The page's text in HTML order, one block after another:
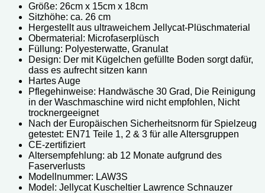
Größe: 26cm x 15cm x 18cm
Sitzhöhe: ca. 26 cm
Hergestellt aus ultraweichem Jellycat-Plüschmaterial
Obermaterial: Microfaserplüsch
Füllung: Polyesterwatte, Granulat
Design: Der mit Kügelchen gefüllte Boden sorgt dafür,
dass es aufrecht sitzen kann
Hartes Auge
Pflegehinweise: Handwäsche 30 Grad, Die Reinigung
in der Waschmaschine wird nicht empfohlen, Nicht
trocknergeeignet
Nach der Europäischen Sicherheitsnorm für Spielzeug
getestet: EN71 Teile 1, 2 & 3 für alle Altersgruppen
CE-zertifiziert
Altersempfehlung: ab 12 Monate aufgrund des
Faserverlusts
Modellnummer: LAW3S
Model: Jellycat Kuscheltier Lawrence Schnauzer